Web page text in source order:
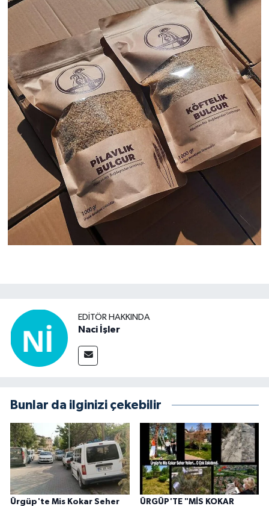
EDITÖR HAKKINDA
Naci İşler
Bunlar da ilginizi çekebilir
Ürgüp'te Mis Kokar Seher
ÜRGÜP'TE "MİS KOKAR